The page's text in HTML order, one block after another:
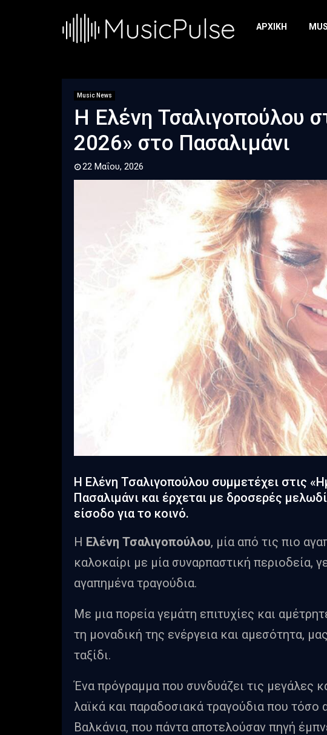
ΑΡΧΙΚΉ
Music News
H Ελένη Τσαλιγοπούλου
2026» στο Πασαλιμάνι
22 Μαΐου, 2026
Η Ελένη Τσαλιγοπούλου συμμετέχει στις
Πασαλιμάνι και έρχεται με δροσερές
είσοδο για το κοινό.
Η Ελένη Τσαλιγοπούλου, μία από τις πιο
καλοκαίρι με μία συναρπαστική περιοδεία,
αγαπημένα τραγούδια.
Με μια πορεία γεμάτη επιτυχίες και
τη μοναδική της ενέργεια και αμεσότητα,
ταξίδι.
Ένα πρόγραμμα που συνδυάζει τις μεγάλες
λαϊκά και παραδοσιακά τραγούδια που τόσο
Βαλκάνια, που πάντα αποτελούσαν πηγή